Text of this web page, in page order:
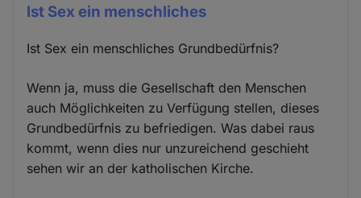
Ist Sex ein menschliches
Ist Sex ein menschliches Grundbedürfnis?
Wenn ja, muss die Gesellschaft den Menschen
auch Möglichkeiten zu Verfügung stellen, dieses
Grundbedürfnis zu befriedigen. Was dabei raus
kommt, wenn dies nur unzureichend geschieht
sehen wir an der katholischen Kirche.